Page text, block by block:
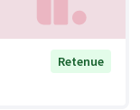
Retenue